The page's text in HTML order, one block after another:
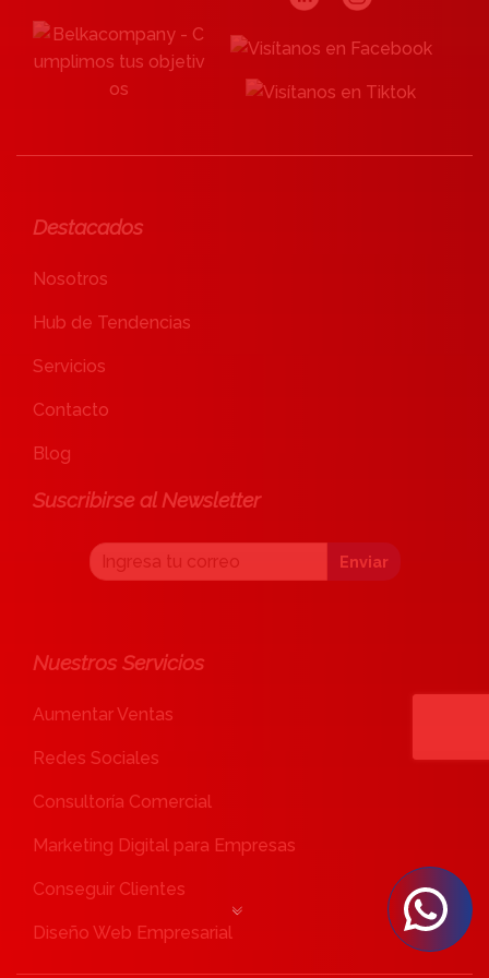
a
Destacados
Nosotros
Hub de Tendencias
Servicios
Contacto
Blog
Suscribirse al Newsletter
Enviar
Nuestros Servicios
Aumentar Ventas
Redes Sociales
Consultoría Comercial
Marketing Digital para Empresas
Conseguir Clientes
Diseño Web Empresarial